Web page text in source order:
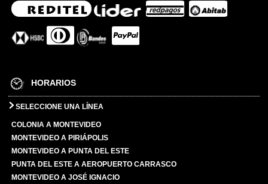
HORARIOS
SELECCIONE UNA LÍNEA
COLONIA A MONTEVIDEO
MONTEVIDEO A PIRIÁPOLIS
MONTEVIDEO A PUNTA DEL ESTE
PUNTA DEL ESTE A AEROPUERTO CARRASCO
MONTEVIDEO A JOSÉ IGNACIO